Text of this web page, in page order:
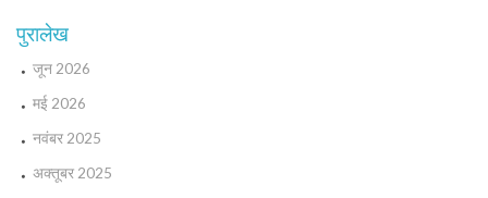
पुरालेख
जून 2026
मई 2026
नवंबर 2025
अक्तूबर 2025